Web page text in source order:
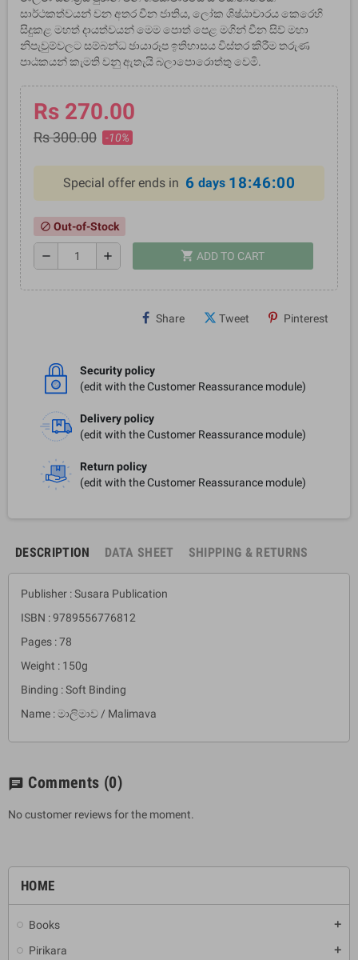
HOME
Books add
Pirikara add
සාර්ථකත්වයන් වන අතර චීන ජාතිය, ලෝක ශිෂ්ඨාචාරය කෙරෙහි
සිදුකළ මහත් දායත්වයන් මෙම පොත් පෙළ මගින් චීන සිව් මහා
නිපැවුම්වලට සම්බන්ධ ඡායාරූප ඉතිහාසය විස්තර කිරීම තරුණ
පාඨකයන් කැමති වනු ඇතැයි බලාපොරොත්තු වෙමි.
Rs 270.00
Rs 300.00 -10%
Special offer ends in 6 days 18:46:00
block Out-of-Stock
remove add shopping_cart ADD TO CART
Share Tweet Pinterest
Security policy
(edit with the Customer Reassurance module)
Delivery policy
(edit with the Customer Reassurance module)
Return policy
(edit with the Customer Reassurance module)
DESCRIPTION DATA SHEET SHIPPING & RETURNS
Publisher : Susara Publication
ISBN : 9789556776812
Pages : 78
Weight : 150g
Binding : Soft Binding
Name : මාලිමාව / Malimava
chat Comments (0)
No customer reviews for the moment.